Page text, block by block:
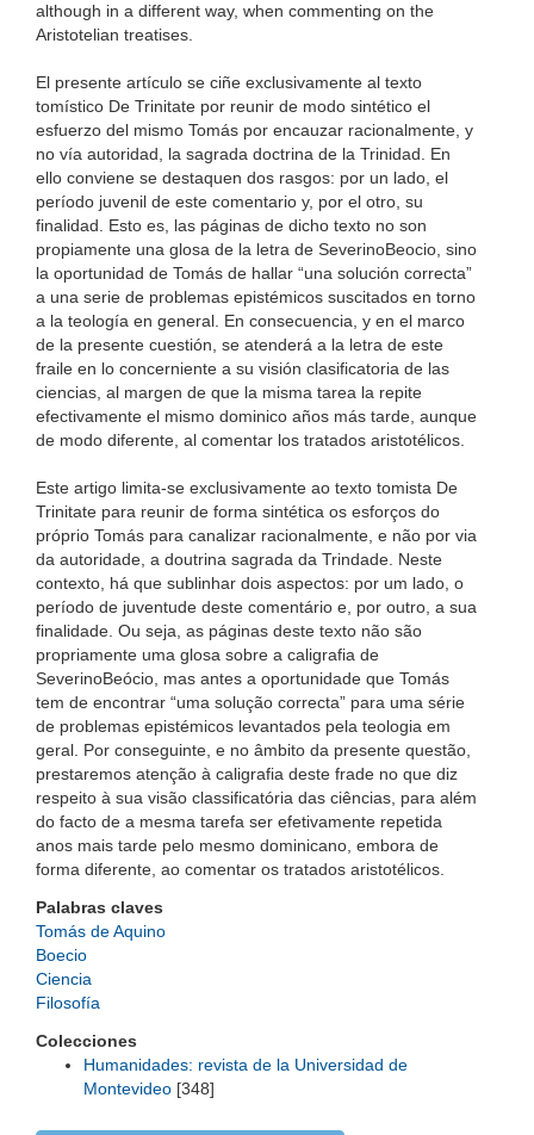
although in a different way, when commenting on the
Aristotelian treatises.
El presente artículo se ciñe exclusivamente al texto
tomístico De Trinitate por reunir de modo sintético el
esfuerzo del mismo Tomás por encauzar racionalmente, y
no vía autoridad, la sagrada doctrina de la Trinidad. En
ello conviene se destaquen dos rasgos: por un lado, el
período juvenil de este comentario y, por el otro, su
finalidad. Esto es, las páginas de dicho texto no son
propiamente una glosa de la letra de SeverinoBeocio, sino
la oportunidad de Tomás de hallar “una solución correcta”
a una serie de problemas epistémicos suscitados en torno
a la teología en general. En consecuencia, y en el marco
de la presente cuestión, se atenderá a la letra de este
fraile en lo concerniente a su visión clasificatoria de las
ciencias, al margen de que la misma tarea la repite
efectivamente el mismo dominico años más tarde, aunque
de modo diferente, al comentar los tratados aristotélicos.
Este artigo limita-se exclusivamente ao texto tomista De
Trinitate para reunir de forma sintética os esforços do
próprio Tomás para canalizar racionalmente, e não por via
da autoridade, a doutrina sagrada da Trindade. Neste
contexto, há que sublinhar dois aspectos: por um lado, o
período de juventude deste comentário e, por outro, a sua
finalidade. Ou seja, as páginas deste texto não são
propriamente uma glosa sobre a caligrafia de
SeverinoBeócio, mas antes a oportunidade que Tomás
tem de encontrar “uma solução correcta” para uma série
de problemas epistémicos levantados pela teologia em
geral. Por conseguinte, e no âmbito da presente questão,
prestaremos atenção à caligrafia deste frade no que diz
respeito à sua visão classificatória das ciências, para além
do facto de a mesma tarefa ser efetivamente repetida
anos mais tarde pelo mesmo dominicano, embora de
forma diferente, ao comentar os tratados aristotélicos.
Palabras claves
Tomás de Aquino
Boecio
Ciencia
Filosofía
Colecciones
Humanidades: revista de la Universidad de
Montevideo [348]